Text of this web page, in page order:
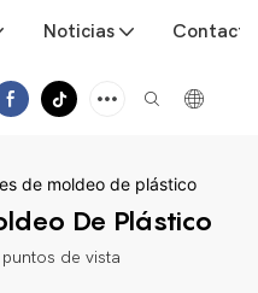
Noticias
de moldeo de plástico
De Plástico
de vista